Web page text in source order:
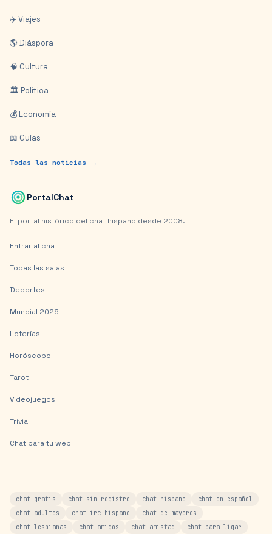
✈️ Viajes
🌎 Diáspora
🧠 Cultura
🏛️ Política
💰 Economía
📖 Guías
Todas las noticias →
PortalChat
El portal histórico del chat hispano desde 2008.
Entrar al chat
Todas las salas
Deportes
Mundial 2026
Loterías
Horóscopo
Tarot
Videojuegos
Trivial
Chat para tu web
chat gratis chat sin registro chat hispano
chat en español
chat adultos
chat irc hispano
chat de mayores
chat lesbianas
chat amigos chat amistad chat para ligar